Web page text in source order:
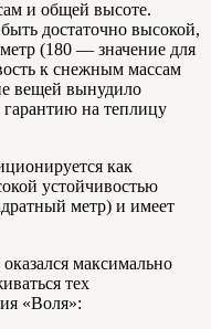
и общей высоте.
достаточно высокой,
(180 — значение для
к снежным массам
вещей вынудило
гарантию на теплицу
как
устойчивостью
метр) и имеет
максимально
тех
«Воля»: